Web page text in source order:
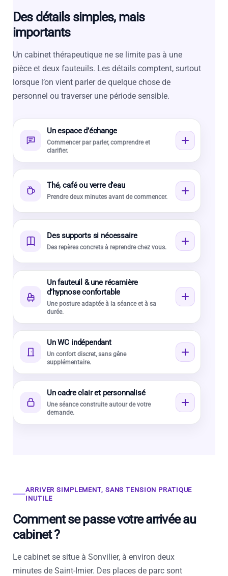
Des détails simples, mais
importants
Un cabinet thérapeutique ne se limite pas à une
pièce et deux fauteuils. Les détails comptent, surtout
lorsque l’on vient parler de quelque chose de
personnel ou traverser une période sensible.
Un espace d’échange
Commencer par parler, comprendre et
clarifier.
Thé, café ou verre d’eau
Prendre deux minutes avant de commencer.
Des supports si nécessaire
Des repères concrets à reprendre chez vous.
Un fauteuil & une récamière
d’hypnose confortable
Une posture adaptée à la séance et à sa
durée.
Un WC indépendant
Un confort discret, sans gêne
supplémentaire.
Un cadre clair et personnalisé
Une séance construite autour de votre
demande.
ARRIVER SIMPLEMENT, SANS TENSION PRATIQUE
INUTILE
Comment se passe votre arrivée au
cabinet ?
Le cabinet se situe à Sonvilier, à environ deux
minutes de Saint-Imier. Des places de parc sont